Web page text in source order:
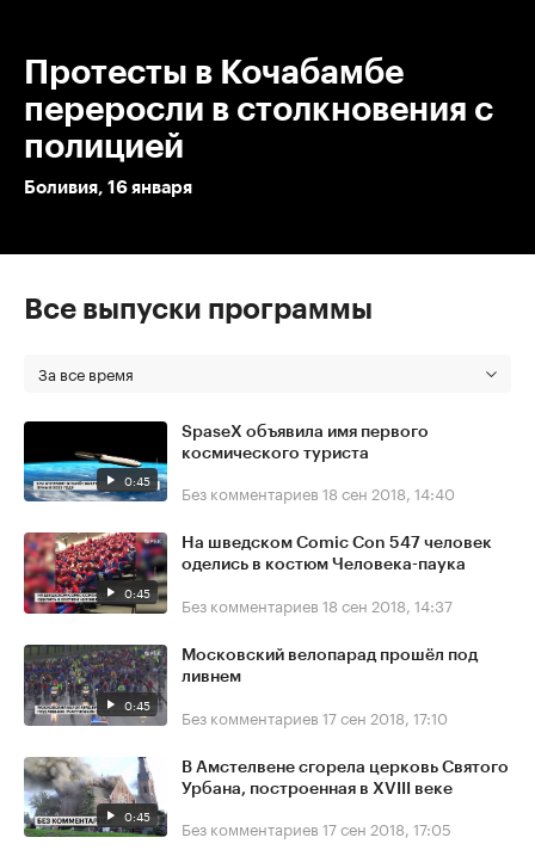
Протесты в Кочабамбе
переросли в столкновения с
полицией
Боливия, 16 января
Все выпуски программы
За все время
0:45
SpaseX объявила имя первого
космического туриста
Без комментариев 18 сен 2018, 14:40
0:45
На шведском Comic Con 547 человек
оделись в костюм Человека-паука
Без комментариев 18 сен 2018, 14:37
0:45
Московский велопарад прошёл под
ливнем
Без комментариев 17 сен 2018, 17:10
0:45
В Амстелвене сгорела церковь Святого
Урбана, построенная в XVIII веке
Без комментариев 17 сен 2018, 17:05